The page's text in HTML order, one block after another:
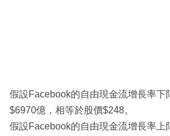
假設Facebook的自由現金流增長率下
$6970億，相等於股價$248。
假設Facebook的自由現金流增長率上